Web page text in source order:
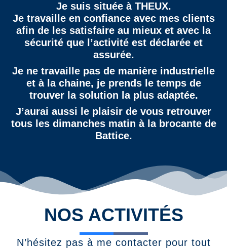
Je suis située à THEUX.
Je travaille en confiance avec mes clients
afin de les satisfaire au mieux et avec la
sécurité que l’activité est déclarée et
assurée.
Je ne travaille pas de manière industrielle
et à la chaine, je prends le temps de
trouver la solution la plus adaptée.
J’aurai aussi le plaisir de vous retrouver
tous les dimanches matin à la brocante de
Battice.
NOS ACTIVITÉS
N’hésitez pas à me contacter pour tout